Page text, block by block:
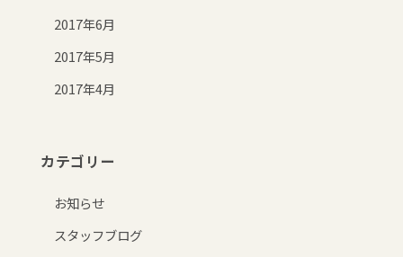
2017年6月
2017年5月
2017年4月
カテゴリー
お知らせ
スタッフブログ